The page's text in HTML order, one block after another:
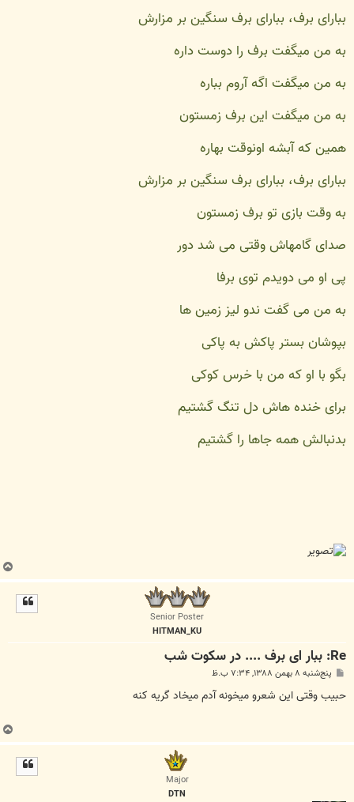
ببارای برف، ببارای برف سنگین بر مزارش
به من میگفت برف را دوست داره
به من میگفت اگه آروم بباره
به من میگفت این برف زمستون
همین که آبشه اونوقت بهاره
ببارای برف، ببارای برف سنگین بر مزارش
به وقت بازی تو برف زمستون
صدای گامهاش وقتی می شد دور
پی او می دویدم توی برفا
به من می گفت ندو لیز زمین ها
بپوشان بستر پاکش به پاکی
بگو با او که من با خرس کوکی
برای خنده هاش دل تنگ گشتیم
بدنبالش همه جاها را گشتیم
Senior Poster
HITMAN_KU
Re: ببار ای برف .... در سکوت شب
س
ت
پنج‌شنبه ۸ بهمن ۱۳۸۸, ۷:۳۴ ب.ظ
حبیب وقتی این شعرو میخونه آدم میخاد گریه کنه
Major
DTN